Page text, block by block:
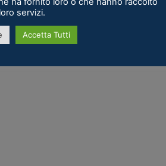
servizi.
Accetta Tutti